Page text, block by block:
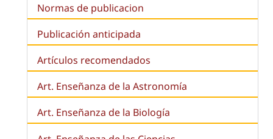
Normas de publicacion
Publicación anticipada
Artículos recomendados
Art. Enseñanza de la Astronomía
Art. Enseñanza de la Biología